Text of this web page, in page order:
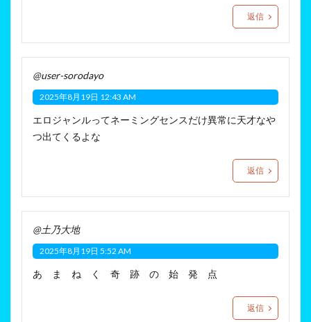
返信
@user-sorodayo
2025年8月19日 12:43 AM
エロジャンルってネーミングセンスだけ異常に天才なや
つ出てくるよな
返信
@土乃大地
2025年8月19日 5:52 AM
あ ま ね く 奇 跡 の 始 発 点
返信